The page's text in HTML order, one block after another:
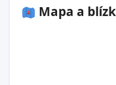
Mapa a